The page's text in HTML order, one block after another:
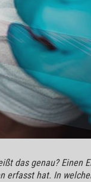
das genau? Einen
erfasst hat. In